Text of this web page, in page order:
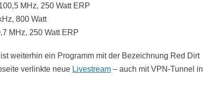
MHz, 250 Watt ERP
800 Watt
MHz, 250 Watt ERP
ist weiterhin ein Programm mit der Bezeichnung Red Dirt
verlinkte neue Livestream – auch mit VPN-Tunnel in